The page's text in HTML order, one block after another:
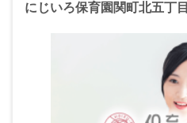
にじいろ保育園関町北五丁目